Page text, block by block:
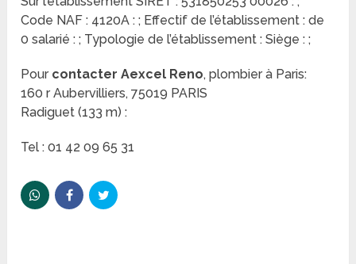
Code NAF : 4120A : ; Effectif de l’établissement : de
0 salarié : ; Typologie de l’établissement : Siège : ;
Pour contacter Aexcel Reno, plombier à Paris:
160 r Aubervilliers, 75019 PARIS
Radiguet (133 m) :
Tel : 01 42 09 65 31